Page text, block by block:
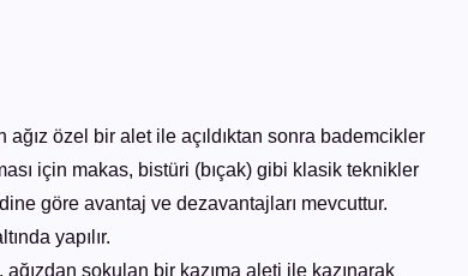
özel bir alet ile açıldıktan sonra bademcikler
için makas, bistüri (bıçak) gibi klasik teknikler
göre avantaj ve dezavantajları mevcuttur.
yapılır.
sokulan bir kazıma aleti ile kazınarak